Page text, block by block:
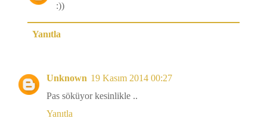
:))
Yanıtla
Unknown 19 Kasım 2014 00:27
Pas söküyor kesinlikle ..
Yanıtla